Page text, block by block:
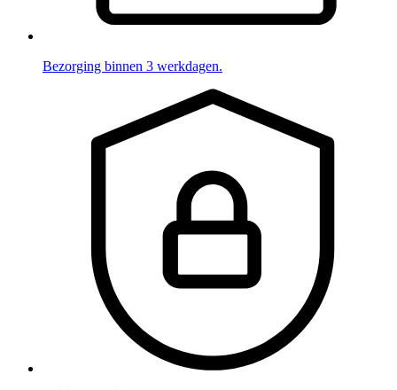
Bezorging binnen 3 werkdagen.